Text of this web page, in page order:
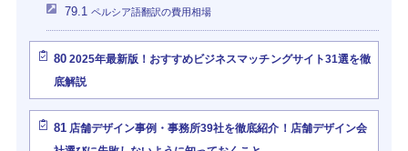
79.1 ペルシア語翻訳の費用相場
802025年最新版！おすすめビジネスマッチングサイト31選を徹
底解説
81店舗デザイン事例・事務所39社を徹底紹介！店舗デザイン会